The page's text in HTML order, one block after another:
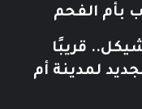
الفحم
مليون شيكل.. قريبًا
لمدينة أم